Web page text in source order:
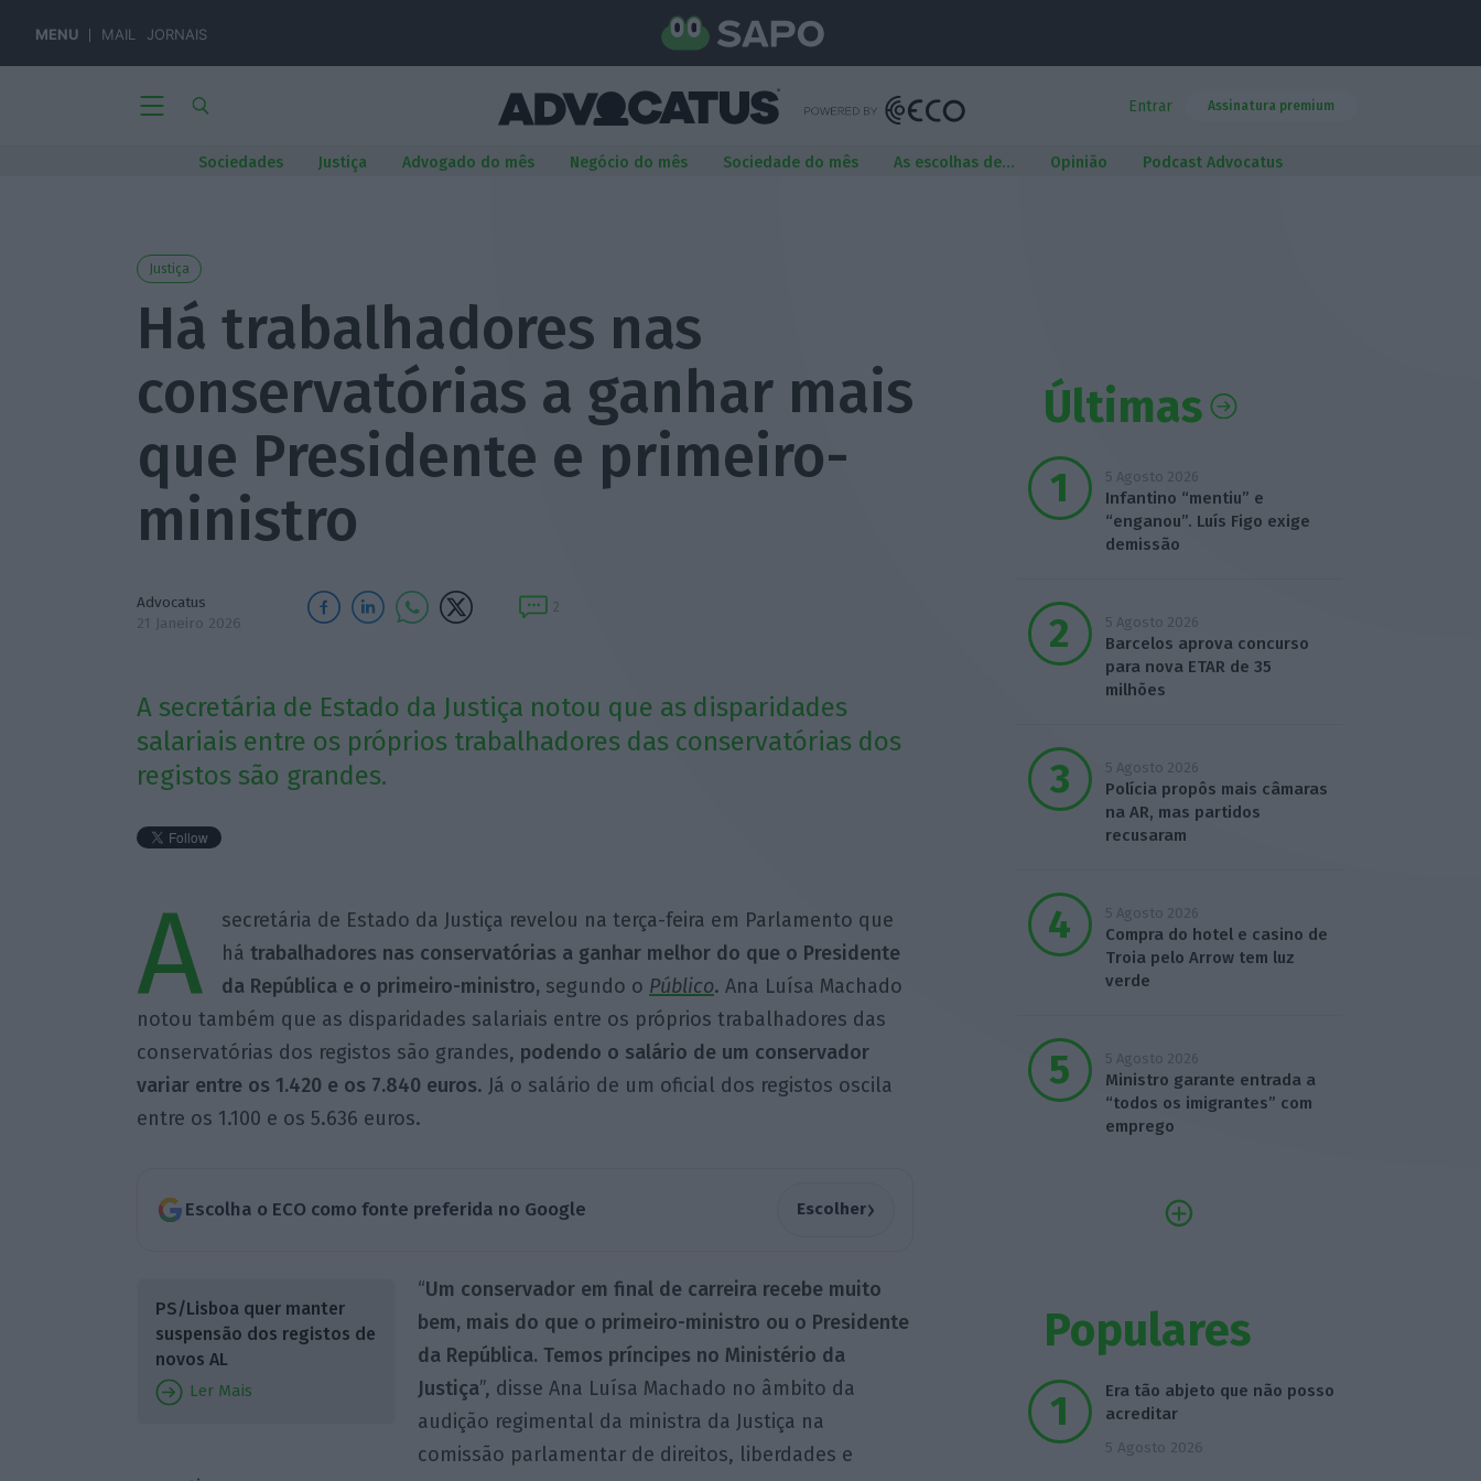
MENU MAIL JORNAIS
Entrar Assinatura premium
Sociedades Justiça Advogado do mês Negócio do mês Sociedade do mês As escolhas de… Opinião Podcast Advocatus
Justiça
Há trabalhadores nas
conservatórias a ganhar mais
que Presidente e primeiro-
ministro
Advocatus
21 Janeiro 2026
2
A secretária de Estado da Justiça notou que as disparidades
salariais entre os próprios trabalhadores das conservatórias dos
registos são grandes.
A
secretária de Estado da Justiça revelou na terça-feira em Parlamento que
há trabalhadores nas conservatórias a ganhar melhor do que o Presidente
da República e o primeiro-ministro, segundo o Público. Ana Luísa Machado
notou também que as disparidades salariais entre os próprios trabalhadores das
conservatórias dos registos são grandes, podendo o salário de um conservador
variar entre os 1.420 e os 7.840 euros. Já o salário de um oficial dos registos oscila
entre os 1.100 e os 5.636 euros.
Escolha o ECO como fonte preferida no Google Escolher›
PS/Lisboa quer manter
suspensão dos registos de
novos AL
Ler Mais
“Um conservador em final de carreira recebe muito
bem, mais do que o primeiro-ministro ou o Presidente
da República. Temos príncipes no Ministério da
Justiça”, disse Ana Luísa Machado no âmbito da
audição regimental da ministra da Justiça na
comissão parlamentar de direitos, liberdades e
Últimas
5 Agosto 2026
Infantino “mentiu” e
“enganou”. Luís Figo exige
demissão
5 Agosto 2026
Barcelos aprova concurso
para nova ETAR de 35
milhões
5 Agosto 2026
Polícia propôs mais câmaras
na AR, mas partidos
recusaram
5 Agosto 2026
Compra do hotel e casino de
Troia pelo Arrow tem luz
verde
5 Agosto 2026
Ministro garante entrada a
“todos os imigrantes” com
emprego
Populares
Era tão abjeto que não posso
acreditar
5 Agosto 2026